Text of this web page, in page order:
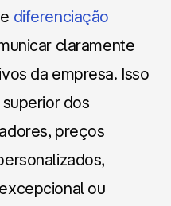
diferenciação
claramente
da empresa. Isso
dos
preços
ou